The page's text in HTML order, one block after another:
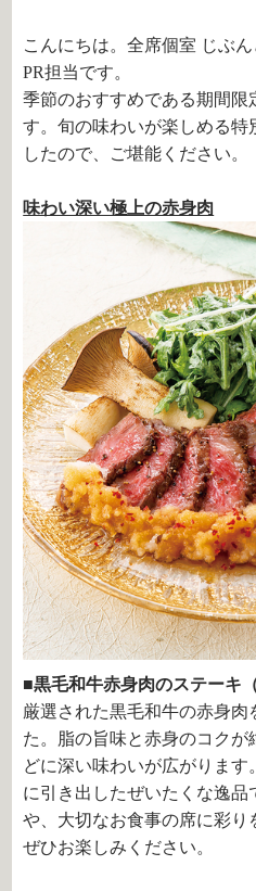
こんにちは。全席個室 じぶ
PR担当です。
季節のおすすめである期間限
す。旬の味わいが楽しめる特
したので、ご堪能ください。
味わい深い極上の赤身肉
■黒毛和牛赤身肉のステーキ
厳選された黒毛和牛の赤身肉
た。脂の旨味と赤身のコク
どに深い味わいが広がりま
に引き出したぜいたくな逸
や、大切なお食事の席に彩り
ぜひお楽しみください。